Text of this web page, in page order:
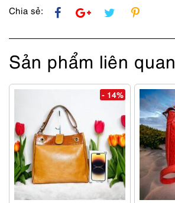
Chia sẻ:
Sản phẩm liên quan
- 14%